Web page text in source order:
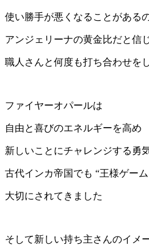
使い勝手が悪くなることがある
アンジェリーナの黄金比だと信
職人さんと何度も打ち合わせを
ファイヤーオパールは
自由と喜びのエネルギーを高め
新しいことにチャレンジする勇
古代インカ帝国でも “王様ゲー
大切にされてきました
そして新しい持ち主さんのイメ